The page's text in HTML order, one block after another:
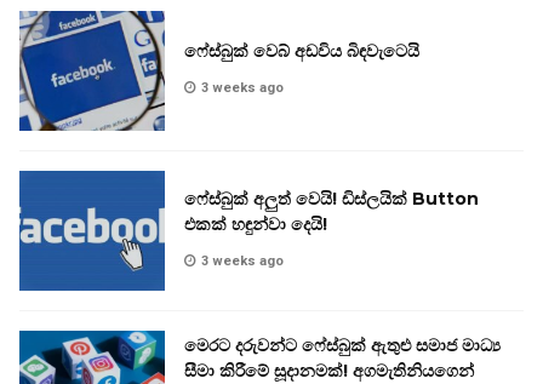
ෆේස්බුක් වෙබ් අඩවිය බිඳවැටෙයි
3 weeks ago
ෆේස්බුක් අලුත් වෙයි! ඩිස්ලයික් Button
එකක් හඳුන්වා දෙයි!
3 weeks ago
මෙරට දරුවන්ට ෆේස්බුක් ඇතුළු සමාජ මාධ්‍ය
සීමා කිරීමේ සූදානමක්! අගමැතිනියගෙන්